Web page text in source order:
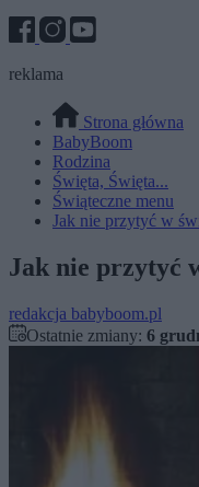
reklama
Strona główna
BabyBoom
Rodzina
Święta, Święta...
Świąteczne menu
Jak nie przytyć w
Jak nie przytyć
redakcja babyboom.pl
Ostatnie zmiany: 6